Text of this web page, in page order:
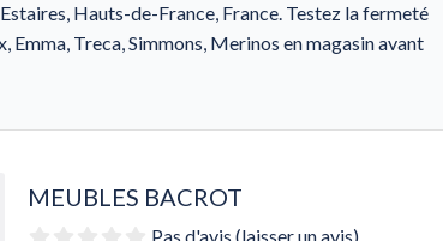
Hauts-de-France, France. Testez la fermeté
Treca, Simmons, Merinos en magasin avant
MEUBLES BACROT
Pas d'avis (laisser un avis)